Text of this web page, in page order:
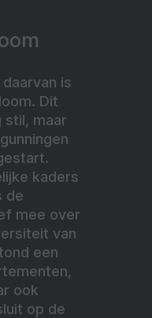
is
Dit
stil, maar
kaders
de
mee over
van
een
ook
op de